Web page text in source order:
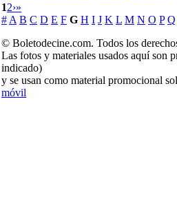
12›»
# A B C D E F G H I J K L M N O P Q
© Boletodecine.com. Todos los
Las fotos y materiales usados aquí son
indicado)
y se usan como material promocional
móvil